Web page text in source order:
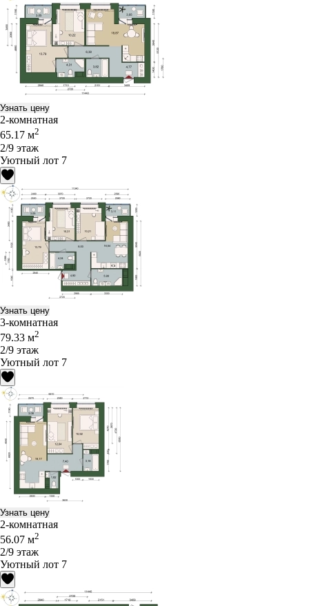
Узнать цену
2-комнатная
65.17 м2
2/9 этаж
Уютный лот 7
Узнать цену
3-комнатная
79.33 м2
2/9 этаж
Уютный лот 7
Узнать цену
2-комнатная
56.07 м2
2/9 этаж
Уютный лот 7